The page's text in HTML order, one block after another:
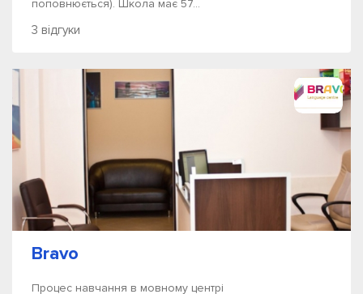
поповнюється). Школа має 57...
3 відгуки
Bravo
Процес навчання в мовному центрі